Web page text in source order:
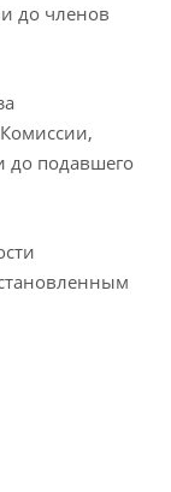
до членов
до подавшего